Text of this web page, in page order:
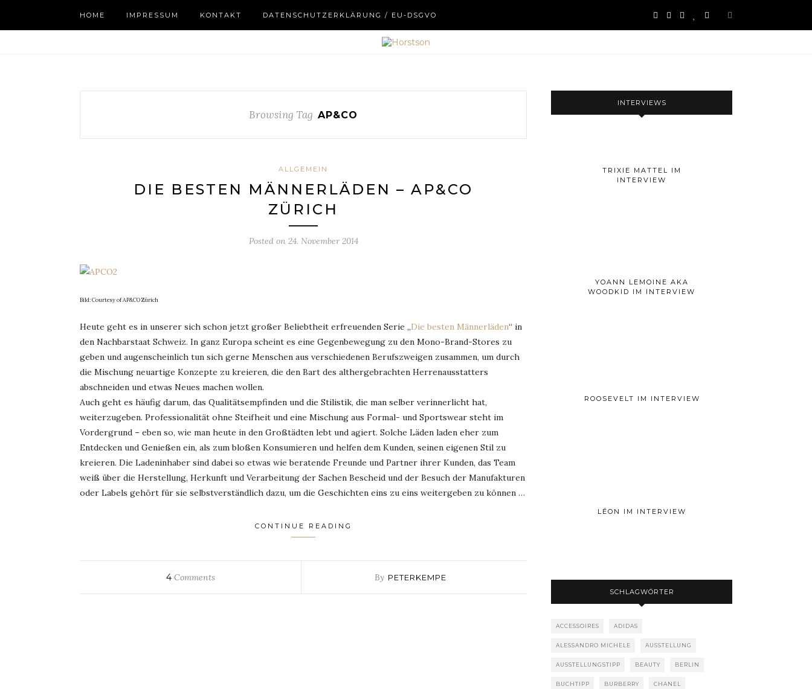
HOME IMPRESSUM KONTAKT DATENSCHUTZERKLÄRUNG / EU-DSGVO
Browsing Tag AP&CO
ALLGEMEIN
DIE BESTEN MÄNNERLÄDEN – AP&CO
ZÜRICH
Posted on 24. November 2014
Bild: Courtesy of AP&CO Zürich
Heute geht es in unserer sich schon jetzt großer Beliebtheit erfreuenden Serie „Die besten Männerläden“ in
den Nachbarstaat Schweiz. In ganz Europa scheint es eine Gegenbewegung zu den Mono-Brand-Stores zu
geben und augenscheinlich tun sich gerne Menschen aus verschiedenen Berufszweigen zusammen, um durch
die Mischung neuartige Konzepte zu kreieren, die den Bart des althergebrachten Herrenausstatters
abschneiden und etwas Neues machen wollen.
Auch geht es häufig darum, das Qualitätsempfinden und die Stilistik, die man selber verinnerlicht hat,
weiterzugeben. Professionalität ohne Steifheit und eine Mischung aus Formal- und Sportswear steht im
Vordergrund – eben so, wie man heute in den Großtädten lebt und agiert. Solche Läden laden eher zum
Entdecken und Genießen ein, als zum bloßen Konsumieren und helfen dem Kunden, seinen eigenen Stil zu
kreieren. Die Ladeninhaber sind dabei so etwas wie beratende Freunde und Partner ihrer Kunden, das Team
weiß über die Herstellung, Herkunft und Verarbeitung der Sachen Bescheid und der Besuch der Manufakturen
oder Labels gehört für sie selbstverständlich dazu, um die Geschichten eins zu eins weitergeben zu können …
CONTINUE READING
4Comments By PETERKEMPE
INTERVIEWS
TRIXIE MATTEL IM
INTERVIEW
YOANN LEMOINE AKA
WOODKID IM INTERVIEW
ROOSEVELT IM INTERVIEW
LÉON IM INTERVIEW
SCHLAGWÖRTER
ACCESSOIRES ADIDAS
ALESSANDRO MICHELE AUSSTELLUNG
AUSSTELLUNGSTIPP BEAUTY BERLIN
BUCHTIPP BURBERRY CHANEL